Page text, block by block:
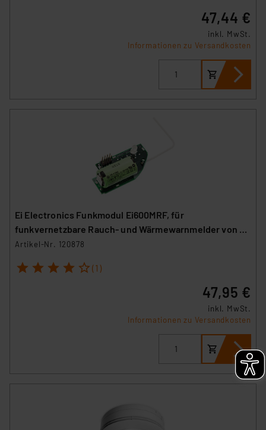
47,44 €
inkl. MwSt.
Informationen zu Versandkosten
Ei Electronics Funkmodul Ei600MRF, für
funkvernetzbare Rauch- und Wärmewarnmelder von Ei
Electronics
Artikel-Nr. 120878
1 2 3 4 5 (1)
47,95 €
inkl. MwSt.
Informationen zu Versandkosten